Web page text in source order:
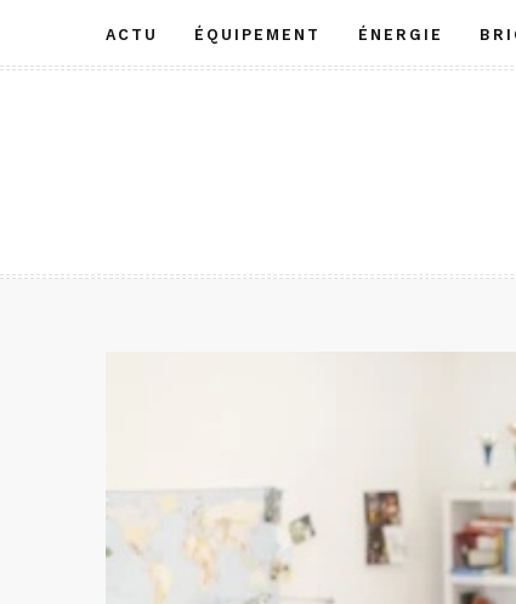
contenu
ACTU ÉQUIPEMENT ÉNERGIE